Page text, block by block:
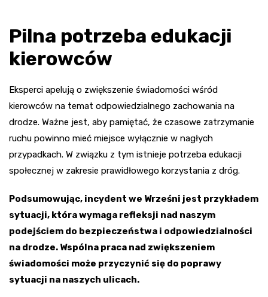
Pilna potrzeba edukacji
kierowców
Eksperci apelują o zwiększenie świadomości wśród
kierowców na temat odpowiedzialnego zachowania na
drodze. Ważne jest, aby pamiętać, że czasowe zatrzymanie
ruchu powinno mieć miejsce wyłącznie w nagłych
przypadkach. W związku z tym istnieje potrzeba edukacji
społecznej w zakresie prawidłowego korzystania z dróg.
Podsumowując, incydent we Wrześni jest przykładem
sytuacji, która wymaga refleksji nad naszym
podejściem do bezpieczeństwa i odpowiedzialności
na drodze. Wspólna praca nad zwiększeniem
świadomości może przyczynić się do poprawy
sytuacji na naszych ulicach.